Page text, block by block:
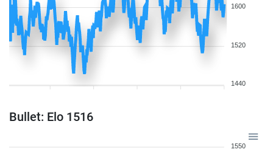
1600
1520
1440
Bullet: Elo 1516
1550